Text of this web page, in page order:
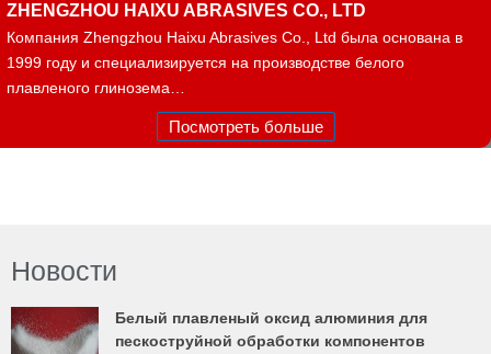
ZHENGZHOU HAIXU ABRASIVES CO., LTD
Компания Zhengzhou Haixu Abrasives Co., Ltd была основана в
1999 году и специализируется на производстве белого
плавленого глинозема…
Посмотреть больше
Новости
Белый плавленый оксид алюминия для
пескоструйной обработки компонентов